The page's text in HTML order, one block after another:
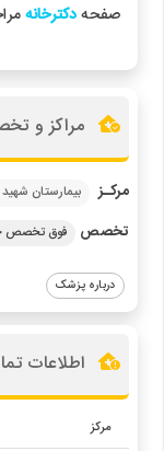
صفحهدکترخانه
مراکز و
مرکـز بیمارستان
تخصص فوق تخصص جراحی
درباره پزشک
اطلاعات
مرکز